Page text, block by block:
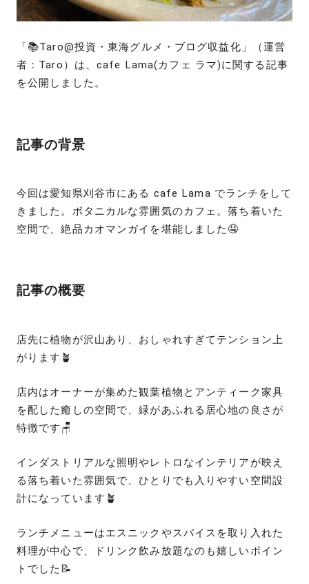
「📚Taro@投資・東海グルメ・ブログ収益化」（運営
者：Taro）は、cafe Lama(カフェ ラマ)に関する記事
を公開しました。
記事の背景
今回は愛知県刈谷市にある cafe Lama でランチをして
きました。ボタニカルな雰囲気のカフェ。落ち着いた
空間で、絶品カオマンガイを堪能しました🤤
記事の概要
店先に植物が沢山あり、おしゃれすぎてテンション上
がります🪴
店内はオーナーが集めた観葉植物とアンティーク家具
を配した癒しの空間で、緑があふれる居心地の良さが
特徴です🪑
インダストリアルな照明やレトロなインテリアが映え
る落ち着いた雰囲気で、ひとりでも入りやすい空間設
計になっています🪴
ランチメニューはエスニックやスパイスを取り入れた
料理が中心で、ドリンク飲み放題なのも嬉しいポイン
トでした📝